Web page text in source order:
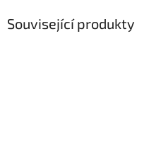
Související produkty